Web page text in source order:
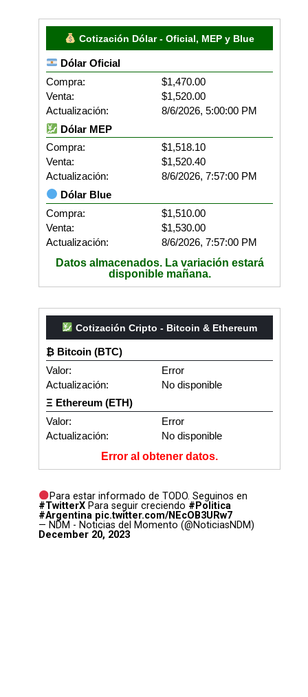
Cotización Dólar - Oficial, MEP y Blue
Dólar Oficial
Compra:
$1,470.00
Venta:
$1,520.00
Actualización:
8/6/2026, 5:00:00 PM
Dólar MEP
Compra:
$1,518.10
Venta:
$1,520.40
Actualización:
8/6/2026, 7:57:00 PM
Dólar Blue
Compra:
$1,510.00
Venta:
$1,530.00
Actualización:
8/6/2026, 7:57:00 PM
Datos almacenados. La variación estará
disponible mañana.
Cotización Cripto - Bitcoin & Ethereum
₿ Bitcoin (BTC)
Valor:
Error
Actualización:
No disponible
Ξ Ethereum (ETH)
Valor:
Error
Actualización:
No disponible
Error al obtener datos.
Para estar informado de TODO. Seguinos en
#TwitterX Para seguir creciendo #Politica
#Argentina pic.twitter.com/NEcOB3URw7
— NDM - Noticias del Momento (@NoticiasNDM)
December 20, 2023